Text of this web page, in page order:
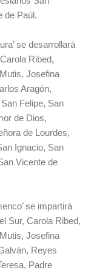
de Paúl.
se desarrollará
Ribed,
Josefina
Aragón,
Felipe, San
de Dios,
de Lourdes,
Ignacio, San
Vicente de
se impartirá
Sur, Carola Ribed,
Josefina
Reyes
Padre